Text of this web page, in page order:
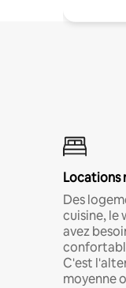
Locations
Des
cuisine, le
avez
C'est
moyenne